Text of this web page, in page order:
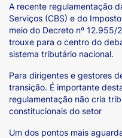
A recente regulamentação
Serviços (CBS) e do
meio do Decreto nº 12.955/
trouxe para o centro do
sistema tributário nacional.
Para dirigentes e gestores
transição. É importante
regulamentação não cria
constitucionais do setor
Um dos pontos mais